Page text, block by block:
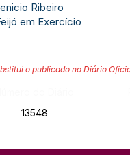
Ribeiro
em Exercício
o publicado no Diário
13548